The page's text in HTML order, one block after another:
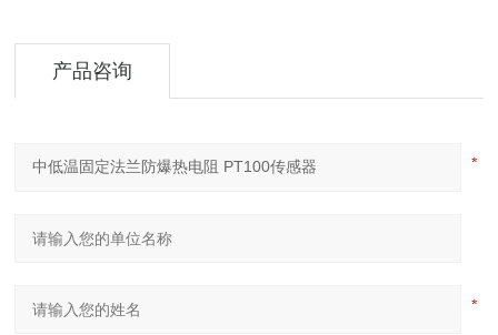
产品咨询